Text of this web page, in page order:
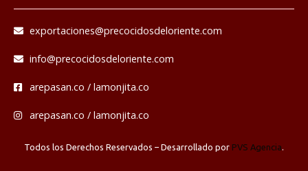
exportaciones@precocidosdeloriente.com
info@precocidosdeloriente.com
arepasan.co / lamonjita.co
arepasan.co / lamonjita.co
Todos los Derechos Reservados – Desarrollado por PVS Agencia.